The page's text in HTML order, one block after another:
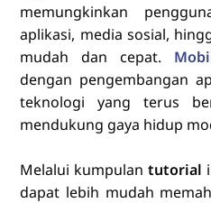
memungkinkan
aplikasi, media sosial,
mudah dan cepat.
dengan pengembangan
teknologi yang terus
mendukung gaya hidup
Melalui kumpulan tutorial
dapat lebih mudah